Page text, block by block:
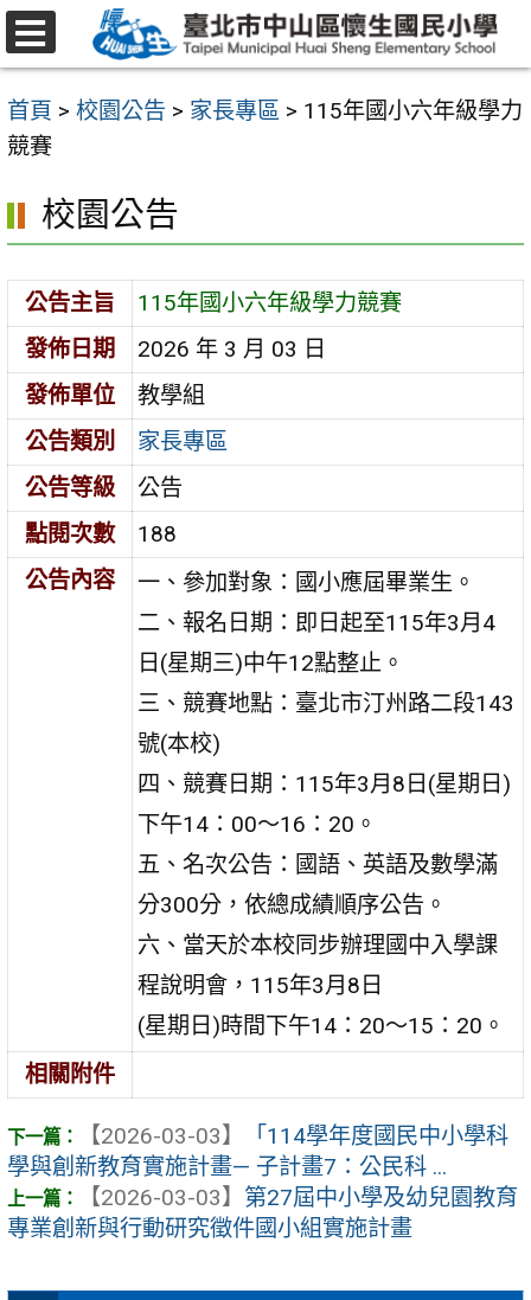
跳
至
要
內
區
首頁 > 校園公告 > 家長專區 > 115年國小六年級學力
競賽
校園公告
公告主旨
115年國小六年級學力競賽
發佈日期
2026 年 3 月 03 日
發佈單位
教學組
公告類別
家長專區
公告等級
公告
點閱次數
188
公告內容
一、參加對象：國小應屆畢業生。
二、報名日期：即日起至115年3月4
日(星期三)中午12點整止。
三、競賽地點：臺北市汀州路二段143
號(本校)
四、競賽日期：115年3月8日(星期日)
下午14：00～16：20。
五、名次公告：國語、英語及數學滿
分300分，依總成績順序公告。
六、當天於本校同步辦理國中入學課
程說明會，115年3月8日
(星期日)時間下午14：20～15：20。
相關附件
【2026-03-03】
「114學年度國民中小學科
學與創新教育實施計畫— 子計畫7：公民科 ...
【2026-03-03】 第27屆中小學及幼兒園教育
專業創新與行動研究徵件國小組實施計畫
選
單